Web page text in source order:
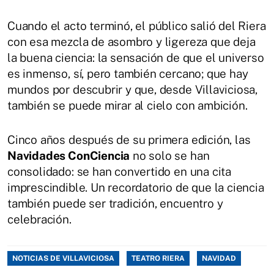
Cuando el acto terminó, el público salió del Riera
con esa mezcla de asombro y ligereza que deja
la buena ciencia: la sensación de que el universo
es inmenso, sí, pero también cercano; que hay
mundos por descubrir y que, desde Villaviciosa,
también se puede mirar al cielo con ambición.
Cinco años después de su primera edición, las
Navidades ConCiencia no solo se han
consolidado: se han convertido en una cita
imprescindible. Un recordatorio de que la ciencia
también puede ser tradición, encuentro y
celebración.
NOTICIAS DE VILLAVICIOSA TEATRO RIERA NAVIDAD